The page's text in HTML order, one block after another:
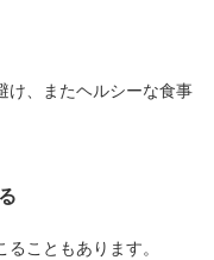
け、またヘルシーな食事
こともあります。